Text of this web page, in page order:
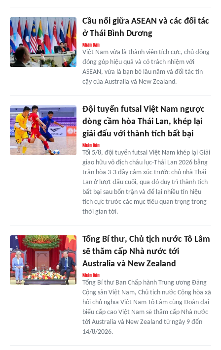
Cầu nối giữa ASEAN và các đối tác
ở Thái Bình Dương
Việt Nam vừa là thành viên tích cực, chủ động
đóng góp hiệu quả và có trách nhiệm với
ASEAN, vừa là bạn bè lâu năm và đối tác tin
cậy của Australia và New Zealand.
Đội tuyển futsal Việt Nam ngược
dòng cầm hòa Thái Lan, khép lại
giải đấu với thành tích bất bại
Tối 5/8, đội tuyển futsal Việt Nam khép lại Giải
giao hữu vô địch châu lục-Thái Lan 2026 bằng
trận hòa 3-3 đầy cảm xúc trước chủ nhà Thái
Lan ở lượt đấu cuối, qua đó duy trì thành tích
bất bại sau bốn trận và để lại nhiều tín hiệu
tích cực trước các mục tiêu quan trọng trong
thời gian tới.
Tổng Bí thư, Chủ tịch nước Tô Lâm
sẽ thăm cấp Nhà nước tới
Australia và New Zealand
Tổng Bí thư Ban Chấp hành Trung ương Đảng
Cộng sản Việt Nam, Chủ tịch nước Cộng hòa xã
hội chủ nghĩa Việt Nam Tô Lâm cùng Đoàn đại
biểu cấp cao Việt Nam sẽ thăm cấp Nhà nước
tới Australia và New Zealand từ ngày 9 đến
14/8/2026.